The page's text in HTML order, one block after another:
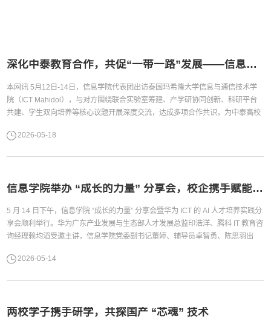
深化中泰教育合作，共促“一带一路”发展——信息学院出访泰国玛希隆大学信息与通信技术学院
本网讯 5月12日-14日，信息学院代表团出访泰国玛希隆大学信息与通信技术学
院（ICT Mahidol），与对方围绕联合实验室筹建、产学研协同创新、科研平台
共建、学生双向培养等核心议题开展深度交流，达成多项合作共识，为中泰高校
主任申宇铭教授、网安系系主任刘珍副教授和国际交流协调员杨媛媛共同组成代
2026-05-18
信息学院举办 “成长的力量” 分享会，校企携手赋能 ICT 人才成长
5 月 14 日下午，信息学院 “成长的力量” 分享会暨华为 ICT 的 AI 人才培养实践分
享会顺利举行。华为广东产业发展与生态部人才发展总监印浩洋、腾科 IT 教育咨
询经理赖均滔受邀主讲，信息学院党委副书记董婷、辅导员卓智勇、陈思羽出
院建设、鲲鹏、昇腾、鸿蒙生态及产教融合人才培养模式，展示行业前沿与发展
2026-05-14
两校学子携手研学，共探国产 “芯魂” 技术